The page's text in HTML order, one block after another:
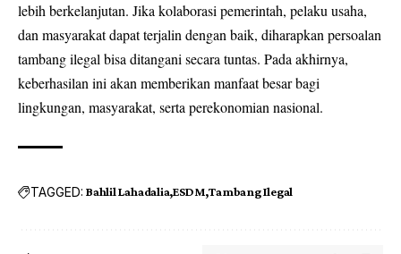
lebih berkelanjutan. Jika kolaborasi pemerintah, pelaku usaha,
dan masyarakat dapat terjalin dengan baik, diharapkan persoalan
tambang ilegal bisa ditangani secara tuntas. Pada akhirnya,
keberhasilan ini akan memberikan manfaat besar bagi
lingkungan, masyarakat, serta perekonomian nasional.
TAGGED: Bahlil Lahadalia ESDM Tambang Ilegal